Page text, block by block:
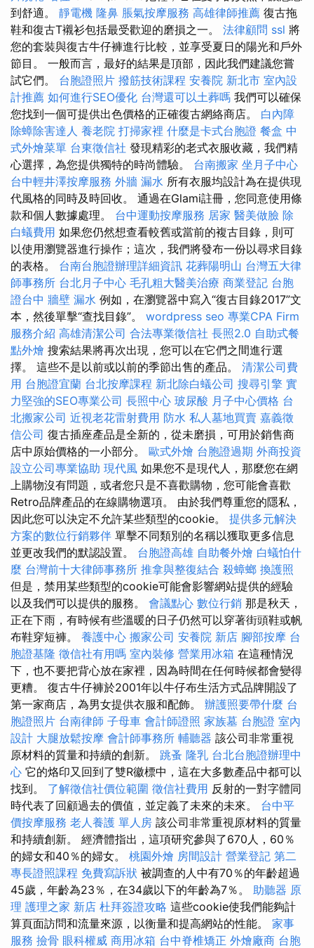
到舒適。 靜電機 隆鼻 脹氣按摩服務 高雄律師推薦 復古拖
鞋和復古T襯衫包括最受歡迎的磨損之一。 法律顧問 ssl 將
您的套裝與復古牛仔褲進行比較，並享受夏日的陽光和戶外
節目。 一般而言，最好的結果是頂部，因此我們建議您嘗
試它們。 台胞證照片 撥筋技術課程 安養院 新北市 室內設
計推薦 如何進行SEO優化 台灣還可以土葬嗎 我們可以確保
您找到一個可提供出色價格的正確復古網絡商店。 白內障
除蟑除害達人 養老院 打掃家裡 什麼是卡式台胞證 餐盒 中
式外燴菜單 台東徵信社 發現精彩的老式衣服收藏，我們精
心選擇，為您提供獨特的時尚體驗。 台南搬家 坐月子中心
台中輕井澤按摩服務 外牆 漏水 所有衣服均設計為在提供現
代風格的同時及時回收。 通過在Glami註冊，您同意使用條
款和個人數據處理。 台中運動按摩服務 居家 醫美做臉 除
白蟻費用 如果您仍然想查看較舊或當前的複古目錄，則可
以使用瀏覽器進行操作；這次，我們將發布一份以尋求目錄
的表格。 台南台胞證辦理詳細資訊 花葬陽明山 台灣五大律
師事務所 台北月子中心 毛孔粗大醫美治療 商業登記 台胞
證台中 牆壁 漏水 例如，在瀏覽器中寫入“復古目錄2017”文
本，然後單擊“查找目錄”。 wordpress seo 專業CPA Firm
服務介紹 高雄清潔公司 合法專業徵信社 長照2.0 自助式餐
點外燴 搜索結果將再次出現，您可以在它們之間進行選
擇。 這些不是以前或以前的季節出售的產品。 清潔公司費
用 台胞證宜蘭 台北按摩課程 新北除白蟻公司 搜尋引擎 實
力堅強的SEO專業公司 長照中心 玻尿酸 月子中心價格 台
北搬家公司 近視老花雷射費用 防水 私人墓地買賣 嘉義徵
信公司 復古插座產品是全新的，從未磨損，可用於銷售商
店中原始價格的一小部分。 歐式外燴 台胞證過期 外商投資
設立公司專業協助 現代風 如果您不是現代人，那麼您在網
上購物沒有問題，或者您只是不喜歡購物，您可能會喜歡
Retro品牌產品的在線購物選項。 由於我們尊重您的隱私，
因此您可以決定不允許某些類型的cookie。 提供多元解決
方案的數位行銷夥伴 單擊不同類別的名稱以獲取更多信息
並更改我們的默認設置。 台胞證高雄 自助餐外燴 白蟻怕什
麼 台灣前十大律師事務所 推拿與整復結合 殺蟑螂 換護照
但是，禁用某些類型的cookie可能會影響網站提供的經驗
以及我們可以提供的服務。 會議點心 數位行銷 那是秋天，
正在下雨，有時候有些溫暖的日子仍然可以穿著街頭鞋或帆
布鞋穿短褲。 養護中心 搬家公司 安養院 新店 腳部按摩 台
胞證基隆 徵信社有用嗎 室內裝修 營業用冰箱 在這種情況
下，也不要把背心放在家裡，因為時間在任何時候都會變得
更糟。 復古牛仔褲於2001年以牛仔布生活方式品牌開設了
第一家商店，為男女提供衣服和配飾。 辦護照要帶什麼 台
胞證照片 台南律師 子母車 會計師證照 家族墓 台胞證 室內
設計 大腿放鬆按摩 會計師事務所 輔聽器 該公司非常重視
原材料的質量和持續的創新。 跳蚤 隆乳 台北台胞證辦理中
心 它的烙印又回到了雙R徽標中，這在大多數產品中都可以
找到。 了解徵信社價位範圍 徵信社費用 反射的一對字體同
時代表了回顧過去的價值，並定義了未來的未來。 台中平
價按摩服務 老人養護 單人房 該公司非常重視原材料的質量
和持續創新。 經濟體指出，這項研究參與了670人，60％
的婦女和40％的婦女。 桃園外燴 房間設計 營業登記 第二
專長證照課程 免費寫訴狀 被調查的人中有70％的年齡超過
45歲，年齡為23％，在34歲以下的年齡為7％。 助聽器 原
理 護理之家 新店 杜拜簽證攻略 這些cookie使我們能夠計
算頁面訪問和流量來源，以衡量和提高網站的性能。 家事
服務 撿骨 眼科權威 商用冰箱 台中脊椎矯正 外燴廠商 台胞